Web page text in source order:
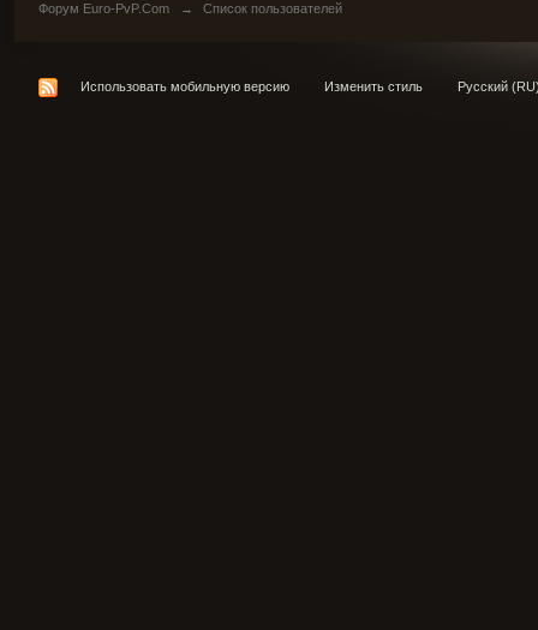
Форум Euro-PvP.Com → Список пользователей
Использовать мобильную версию Изменить стиль Русский